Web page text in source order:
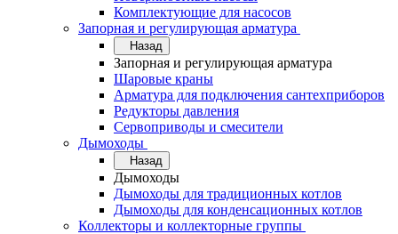
Комплектующие для насосов
Запорная и регулирующая арматура
Назад
Запорная и регулирующая арматура
Шаровые краны
Арматура для подключения сантехприборов
Редукторы давления
Сервоприводы и смесители
Дымоходы
Назад
Дымоходы
Дымоходы для традиционных котлов
Дымоходы для конденсационных котлов
Коллекторы и коллекторные группы